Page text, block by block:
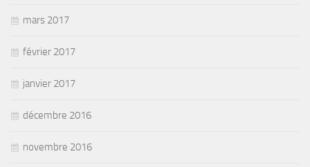
mars 2017
février 2017
janvier 2017
décembre 2016
novembre 2016